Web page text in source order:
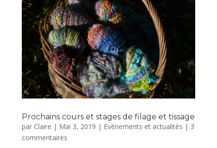
Prochains cours et stages de filage et tissage
par Claire | Mai 3, 2019 | Evénements et actualités | 3
commentaires